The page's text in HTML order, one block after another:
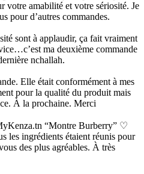
votre amabilité et votre sériosité. Je
pour d’autres commandes.
sont à applaudir, ça fait vraiment
ma deuxième commande
nchallah.
Elle était conformément à mes
pour la qualité du produit mais
À la prochaine. Merci
“Montre Burberry” ♡
les ingrédients étaient réunis pour
des plus agréables. À très